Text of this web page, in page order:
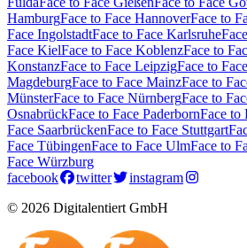
HamburgFace to Face HannoverFace to
Face IngolstadtFace to Face Karlsruhe
Face KielFace to Face KoblenzFace to
KonstanzFace to Face LeipzigFace to
MagdeburgFace to Face MainzFace to
MünsterFace to Face NürnbergFace to
OsnabrückFace to Face PaderbornFace to
Face SaarbrückenFace to Face Stuttgart
Face TübingenFace to Face UlmFace to
Face Würzburg
facebook
twitter
instagram
© 2026 Digitalentiert GmbH